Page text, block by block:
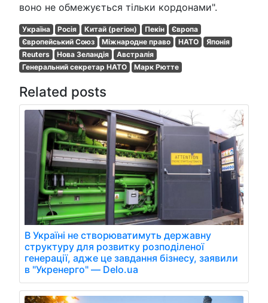
воно не обмежується тільки кордонами".
Україна Росія Китай (регіон) Пекін
Європа
Європейський Союз
Міжнародне право НАТО
Японія
Reuters
Нова Зеландія
Австралія
Генеральний секретар НАТО
Марк Рютте
Related posts
В Україні не створюватимуть державну
структуру для розвитку розподіленої
генерації, адже це завдання бізнесу, заявили
в "Укренерго" — Delo.ua